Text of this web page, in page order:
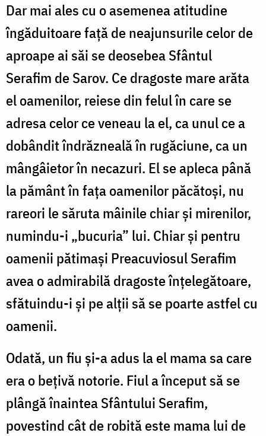
Dar mai ales cu o asemenea atitudine
îngăduitoare faţă de neajunsurile celor de
aproape ai săi se deosebea Sfântul
Serafim de Sarov. Ce dragoste mare arăta
el oamenilor, reiese din felul în care se
adresa celor ce veneau la el, ca unul ce a
dobândit îndrăzneală în rugăciune, ca un
mângâietor în necazuri. El se apleca până
la pământ în faţa oamenilor păcătoşi, nu
rareori le săruta mâinile chiar şi mirenilor,
numindu-i „bucuria” lui. Chiar şi pentru
oamenii pătimaşi Preacuviosul Serafim
avea o admirabilă dragoste înţelegătoare,
sfătuindu-i şi pe alţii să se poarte astfel cu
oamenii.
Odată, un fiu şi-a adus la el mama sa care
era o beţivă notorie. Fiul a început să se
plângă înaintea Sfântului Serafim,
povestind cât de robită este mama lui de